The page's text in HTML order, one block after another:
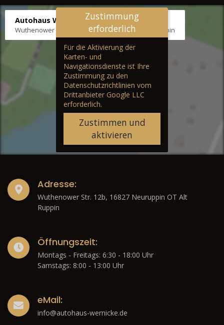
Autohaus Wernicke
Wuthenower Str. 12b, 16827 Neuruppin OT Alt Ruppin
Zustimmung
erforderlich
Für die Aktivierung der
Karten- und
Navigationsdienste ist Ihre
Zustimmung zu den
Datenschutzrichtlinien vom
Drittanbieter Google LLC
erforderlich.
Zustimmen und
aktivieren
Adresse:
Wuthenower Str. 12b, 16827 Neuruppin OT Alt
Ruppin
Öffnungszeit:
Montags - Freitags: 6:30 - 18:00 Uhr
Samstags: 8:00 - 13:00 Uhr
eMail:
info@autohaus-wernicke.de